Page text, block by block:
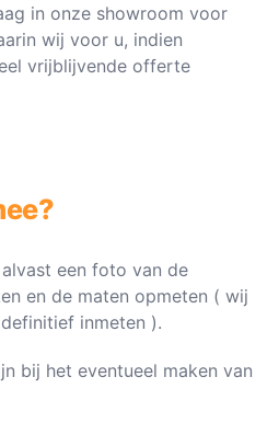
in onze showroom voor
wij voor u, indien
vrijblijvende offerte
een foto van de
en de maten opmeten ( wij
inmeten ).
bij het eventueel maken van